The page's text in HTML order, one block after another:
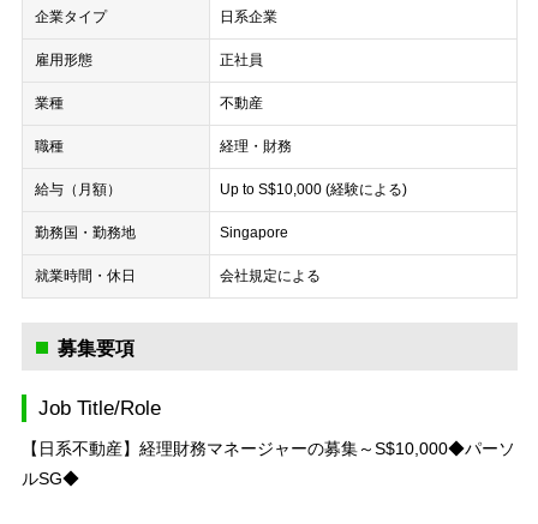
企業タイプ 日系企業
雇用形態 正社員
業種 不動産
職種 経理・財務
給与（月額） Up to S$10,000 (経験による)
勤務国・勤務地 Singapore
就業時間・休日 会社規定による
募集要項
Job Title/Role
【日系不動産】経理財務マネージャーの募集～S$10,000◆パーソ
ルSG◆